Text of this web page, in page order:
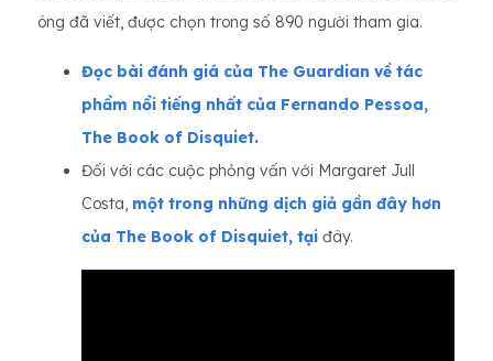
ông đã viết, được chọn trong số 890 người tham gia.
Đọc bài đánh giá của The Guardian về tác
phẩm nổi tiếng nhất của Fernando Pessoa,
The Book of Disquiet.
Đối với các cuộc phỏng vấn với Margaret Jull
Costa, một trong những dịch giả gần đây hơn
của The Book of Disquiet, tại đây.